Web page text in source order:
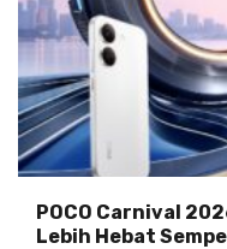
POCO Carnival
Lebih Hebat